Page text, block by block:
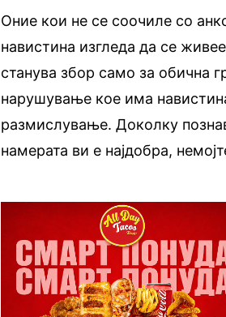
Оние кои не се соочиле со
навистина изгледа да се
станува збор само за обична
нарушување кое има
размислување. Доколку
намерата ви е најдобра,